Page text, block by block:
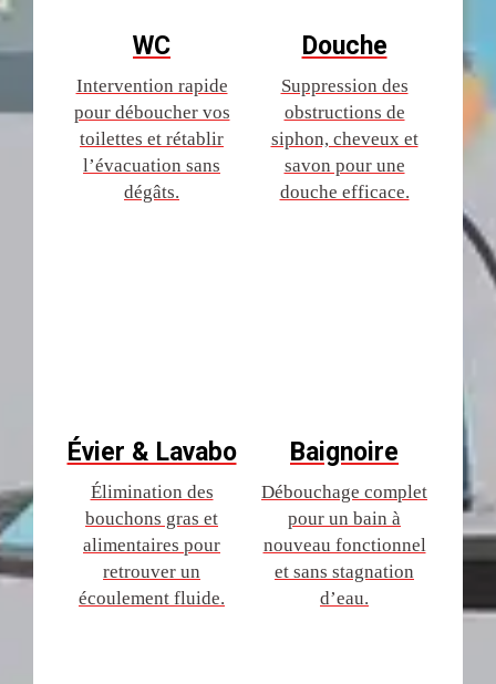
WC
Intervention rapide
pour déboucher vos
toilettes et rétablir
l’évacuation sans
dégâts.
Évier & Lavabo
Élimination des
bouchons gras et
alimentaires pour
retrouver un
écoulement fluide.
Douche
Suppression des
obstructions de
siphon, cheveux et
savon pour une
douche efficace.
Baignoire
Débouchage complet
pour un bain à
nouveau fonctionnel
et sans stagnation
d’eau.